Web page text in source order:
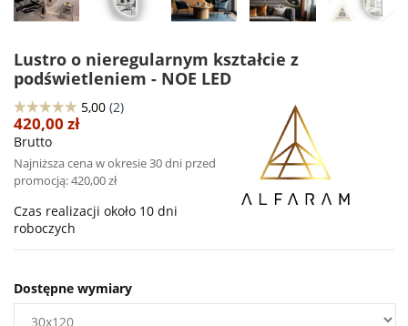
Lustro o nieregularnym kształcie z
podświetleniem - NOE LED
420,00 zł
Brutto
Najniższa cena w okresie 30 dni przed
promocją:420,00 zł
Czas realizacji około 10 dni
roboczych
Dostępne wymiary